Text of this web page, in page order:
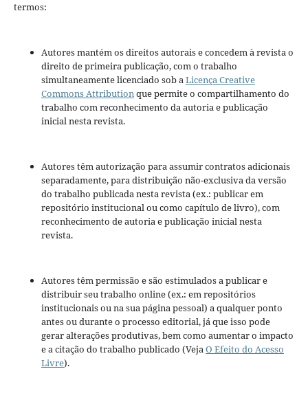
termos:
Autores mantém os direitos autorais e concedem à revista o
direito de primeira publicação, com o trabalho
simultaneamente licenciado sob aLicença Creative
Commons Attributionque permite o compartilhamento do
trabalho com reconhecimento da autoria e publicação
inicial nesta revista.
Autores têm autorização para assumir contratos adicionais
separadamente, para distribuição não-exclusiva da versão
do trabalho publicada nesta revista (ex.: publicar em
repositório institucional ou como capítulo de livro), com
reconhecimento de autoria e publicação inicial nesta
revista.
Autores têm permissão e são estimulados a publicar e
distribuir seu trabalho online (ex.: em repositórios
institucionais ou na sua página pessoal) a qualquer ponto
antes ou durante o processo editorial, já que isso pode
gerar alterações produtivas, bem como aumentar o impacto
e a citação do trabalho publicado (VejaO Efeito do Acesso
Livre).